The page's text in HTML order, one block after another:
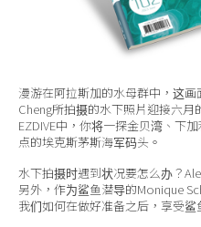
漫游在阿拉斯加的水母群中，这
Cheng所拍摄的水下照片迎接六
EZDIVE中，你将一探金贝湾、下
点的埃克斯茅斯海军码头。
水下拍摄时遇到状况要怎么办？
另外，作为鲨鱼潜导的Monique
我们如何在做好准备之后，享受鲨